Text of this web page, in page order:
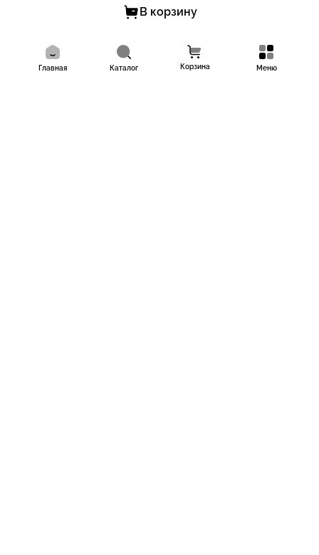
В корзину
Главная Каталог Корзина Меню